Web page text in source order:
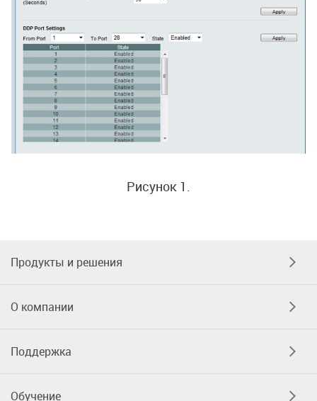
Рисунок 1.
Продукты и решения
О компании
Поддержка
Обучение